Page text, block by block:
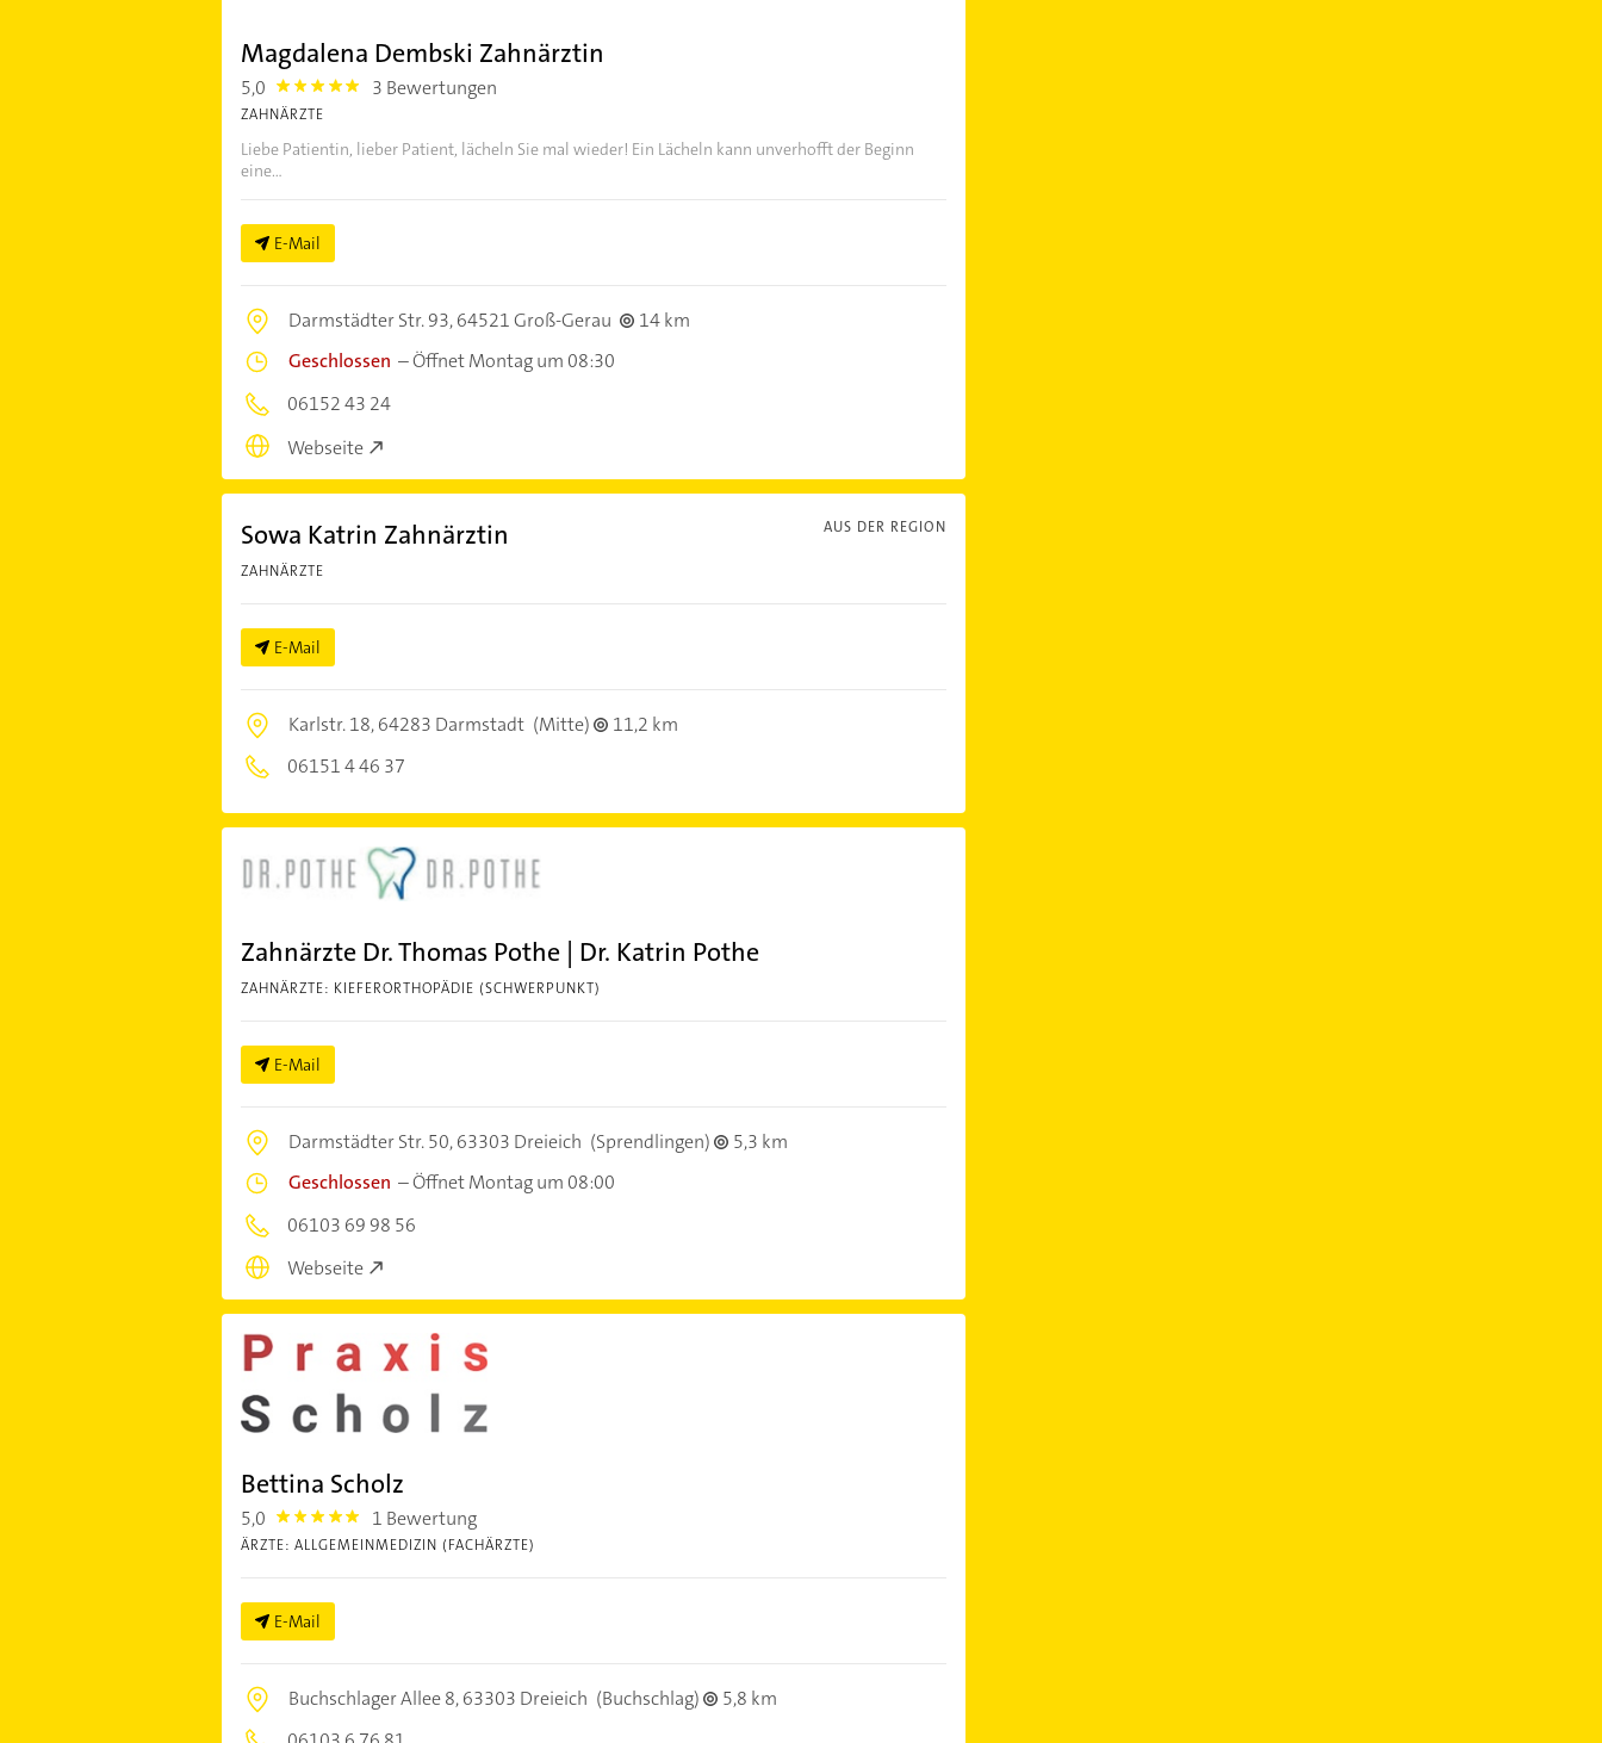
Magdalena Dembski Zahnärztin
5,0 5.0 3 Bewertungen
ZAHNÄRZTE
Liebe Patientin, lieber Patient, lächeln Sie mal wieder! Ein Lächeln kann unverhofft der Beginn
eine...
E-Mail
Darmstädter Str. 93,64521 Groß-Gerau
14 km
Geschlossen –Öffnet Montag um 08:30
06152 43 24
Webseite
AUS DER REGION
Sowa Katrin Zahnärztin
ZAHNÄRZTE
E-Mail
Karlstr. 18,64283 Darmstadt (Mitte)
11,2 km
06151 4 46 37
Zahnärzte Dr. Thomas Pothe | Dr. Katrin Pothe
ZAHNÄRZTE: KIEFERORTHOPÄDIE (SCHWERPUNKT)
E-Mail
Darmstädter Str. 50,63303 Dreieich (Sprendlingen)
5,3 km
Geschlossen –Öffnet Montag um 08:00
06103 69 98 56
Webseite
Bettina Scholz
5,0 5.0 1 Bewertung
ÄRZTE: ALLGEMEINMEDIZIN (FACHÄRZTE)
E-Mail
Buchschlager Allee 8,63303 Dreieich (Buchschlag)
5,8 km